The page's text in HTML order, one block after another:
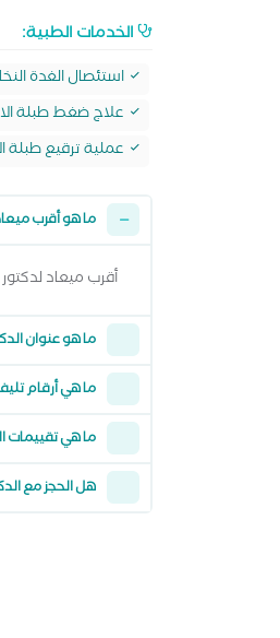
الخدمات الطبية:
استئصال الغدة
علاج ضغط طبلة
عملية ترقيع طبلة
ما هو أقرب
أقرب ميعاد لدكتور احمد اسامة هو اليوم السبت 08
ما هو عنوان
ما هي أرقام
ما هي تقييمات
هل الحجز مع